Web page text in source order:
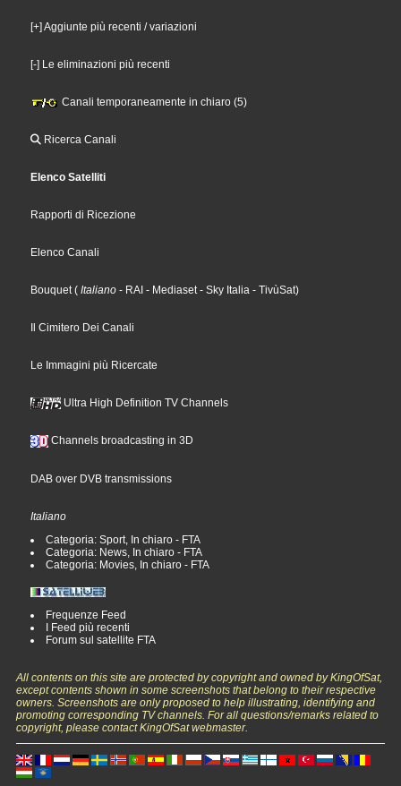
[+] Aggiunte più recenti / variazioni
[-] Le eliminazioni più recenti
Canali temporaneamente in chiaro (5)
Ricerca Canali
Elenco Satelliti
Rapporti di Ricezione
Elenco Canali
Bouquet ( Italiano - RAI - Mediaset - Sky Italia - TivùSat)
Il Cimitero Dei Canali
Le Immagini più Ricercate
Ultra High Definition TV Channels
Channels broadcasting in 3D
DAB over DVB transmissions
Italiano
Categoria: Sport, In chiaro - FTA
Categoria: News, In chiaro - FTA
Categoria: Movies, In chiaro - FTA
Frequenze Feed
I Feed più recenti
Forum sul satellite FTA
All contents on this site are protected by copyright and owned by KingOfSat,
except contents shown in some screenshots that belong to their respective
owners. Screenshots are only proposed to help illustrating, identifying and
promoting corresponding TV channels. For all questions/remarks related to
copyright, please contact KingOfSat webmaster.